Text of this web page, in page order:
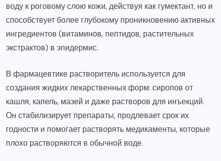
воду к роговому слою кожи, действуя как гумектант, но и
способствует более глубокому проникновению активных
ингредиентов (витаминов, пептидов, растительных
экстрактов) в эпидермис.
В фармацевтике растворитель используется для
создания жидких лекарственных форм: сиропов от
кашля, капель, мазей и даже растворов для инъекций.
Он стабилизирует препараты, продлевает срок их
годности и помогает растворять медикаменты, которые
плохо растворяются в обычной воде.